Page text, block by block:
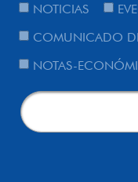
NOTICIAS
COMUNICADO
NOTAS-